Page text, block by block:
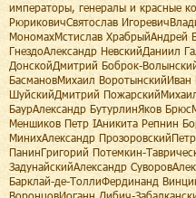
императоры, генералы и красные
РюриковичСвятослав
МономахМстислав ХрабрыйАндрей
ГнездоАлександр НевскийДаниил
ДонскойДмитрий Боброк-
БасмановМихаил
ШуйскийДмитрий
БаурАлександр БутурлинЯков
Меншиков Петр IАникита Репнин
МинихАлександр
ПанинГригорий Потемкин-
ЗадунайскийАлександр
Барклай-де-ТоллиФердинанд
ВоронцовИоганн Дибич-